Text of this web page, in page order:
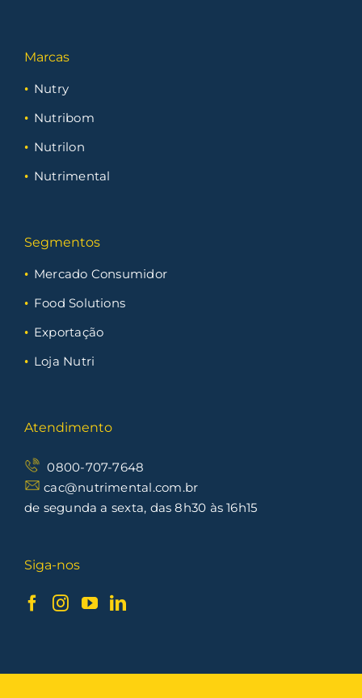
Marcas
Nutry
Nutribom
Nutrilon
Nutrimental
Segmentos
Mercado Consumidor
Food Solutions
Exportação
Loja Nutri
Atendimento
0800-707-7648
cac@nutrimental.com.br
de segunda a sexta, das 8h30 às 16h15
Siga-nos